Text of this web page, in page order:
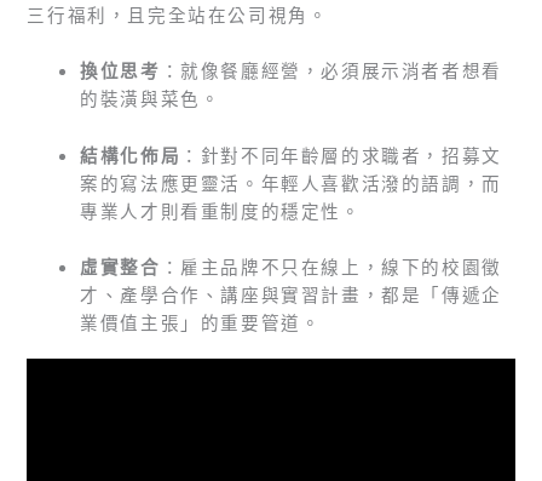
三行福利，且完全站在公司視角。
換位思考 ：就像餐廳經營，必須展示消者者想看
的裝潢與菜色。
結構化佈局 ：針對不同年齡層的求職者，招募文
案的寫法應更靈活。年輕人喜歡活潑的語調，而
專業人才則看重制度的穩定性。
虛實整合 ：雇主品牌不只在線上，線下的校園徵
才、產學合作、講座與實習計畫，都是「傳遞企
業價值主張」的重要管道。